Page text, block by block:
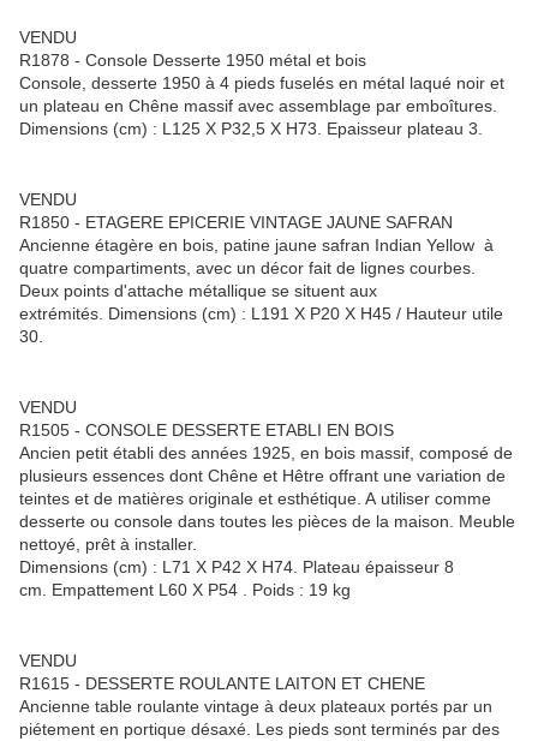
VENDU
R1878 - Console Desserte 1950 métal et bois
Console, desserte 1950 à 4 pieds fuselés en métal laqué noir et
un plateau en Chêne massif avec assemblage par emboîtures.
Dimensions (cm) : L125 X P32,5 X H73. Epaisseur plateau 3.
VENDU
R1850 - ETAGERE EPICERIE VINTAGE JAUNE SAFRAN
Ancienne étagère en bois, patine jaune safran Indian Yellow à
quatre compartiments, avec un décor fait de lignes courbes.
Deux points d'attache métallique se situent aux
extrémités. Dimensions (cm) : L191 X P20 X H45 / Hauteur utile
30.
VENDU
R1505 - CONSOLE DESSERTE ETABLI EN BOIS
Ancien petit établi des années 1925, en bois massif, composé de
plusieurs essences dont Chêne et Hêtre offrant une variation de
teintes et de matières originale et esthétique. A utiliser comme
desserte ou console dans toutes les pièces de la maison. Meuble
nettoyé, prêt à installer.
Dimensions (cm) : L71 X P42 X H74. Plateau épaisseur 8
cm. Empattement L60 X P54 . Poids : 19 kg
VENDU
R1615 - DESSERTE ROULANTE LAITON ET CHENE
Ancienne table roulante vintage à deux plateaux portés par un
piétement en portique désaxé. Les pieds sont terminés par des